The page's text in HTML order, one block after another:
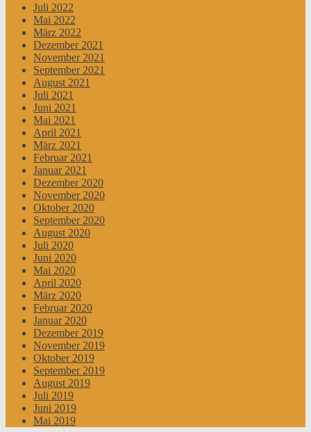
Juli 2022
Mai 2022
März 2022
Dezember 2021
November 2021
September 2021
August 2021
Juli 2021
Juni 2021
Mai 2021
April 2021
März 2021
Februar 2021
Januar 2021
Dezember 2020
November 2020
Oktober 2020
September 2020
August 2020
Juli 2020
Juni 2020
Mai 2020
April 2020
März 2020
Februar 2020
Januar 2020
Dezember 2019
November 2019
Oktober 2019
September 2019
August 2019
Juli 2019
Juni 2019
Mai 2019